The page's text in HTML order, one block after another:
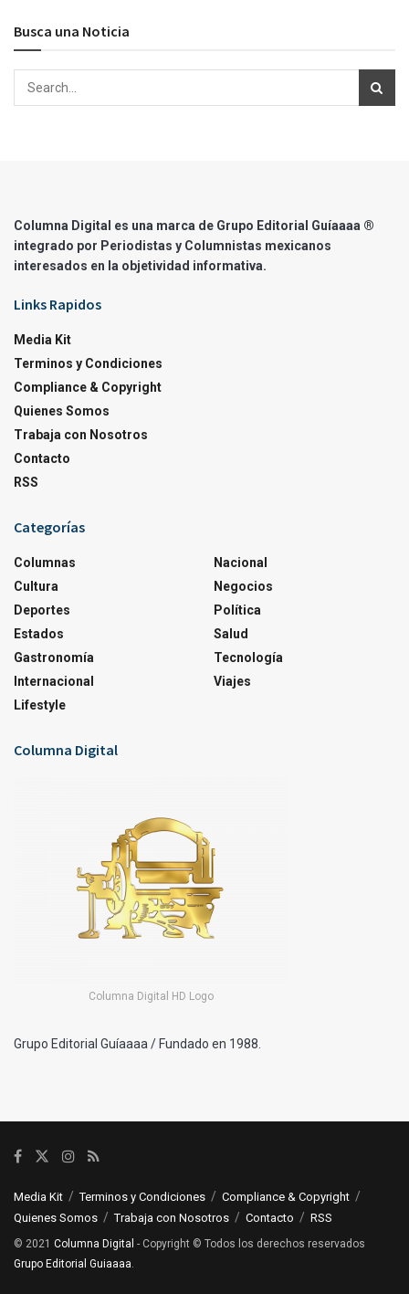
Busca una Noticia
Columna Digital es una marca de Grupo Editorial Guíaaaa ®
integrado por Periodistas y Columnistas mexicanos
interesados en la objetividad informativa.
Links Rapidos
Media Kit
Terminos y Condiciones
Compliance & Copyright
Quienes Somos
Trabaja con Nosotros
Contacto
RSS
Categorías
Columnas
Cultura
Deportes
Estados
Gastronomía
Internacional
Lifestyle
Nacional
Negocios
Política
Salud
Tecnología
Viajes
Columna Digital
Columna Digital HD Logo
Grupo Editorial Guíaaaa / Fundado en 1988.
Media Kit Terminos y Condiciones
Compliance & Copyright
Quienes Somos
Trabaja con Nosotros Contacto RSS
© 2021 Columna Digital - Copyright © Todos los derechos reservados
Grupo Editorial Guiaaaa.